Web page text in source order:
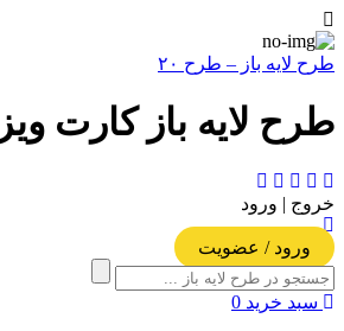
طرح لایه باز – طرح ۲۰
طرح لایه باز کارت
خروج | ورود
ورود / عضویت
سبد خرید 0